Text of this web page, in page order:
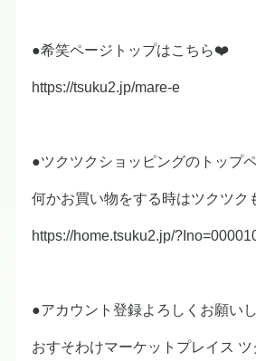
●希笑ページトップはこちら❤️
https://tsuku2.jp/mare-e
●ツクツクショッピングのトップ
何かお買い物をする時はツクツ
https://home.tsuku2.jp/
●アカウント登録よろしくお願い
おすそわけマーケットプレイス